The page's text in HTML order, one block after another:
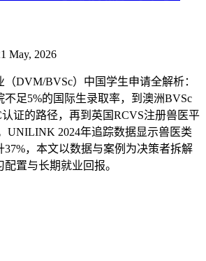
May, 2026
（DVM/BVSc）中国学生申请全解析：
不足5%的国际生录取率，到澳洲BVSc
证的路径，再到英国RCVS注册兽医平
UNILINK 2024年追踪数据显示兽医类
37%，本文以数据与案例为决策者拆解
置与长期就业回报。